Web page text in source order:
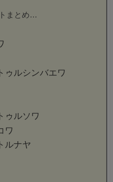
まとめ…
ゥルシンバエワ
ゥルソワ
ワ
ルナヤ